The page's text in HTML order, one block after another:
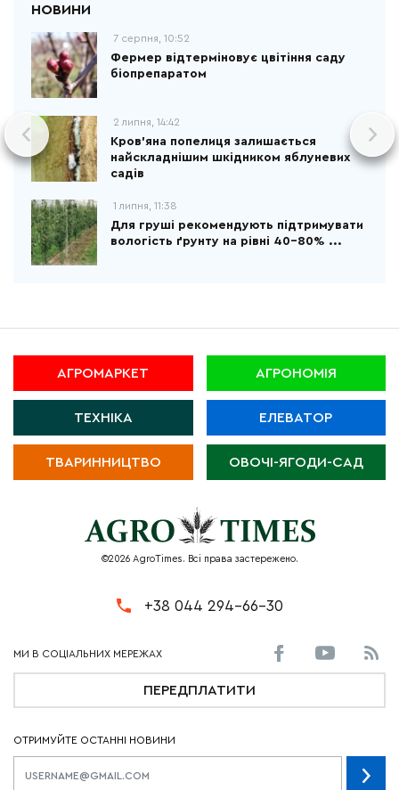
7 серпня, 10:52
Фермер відтерміновує цвітіння саду
біопрепаратом
2 липня, 14:42
Кров’яна попелиця залишається
найскладнішим шкідником яблуневих
садів
1 липня, 11:38
Для груші рекомендують підтримувати
вологість ґрунту на рівні 40–80% ...
АГРОМАРКЕТ АГРОНОМІЯ
ТЕХНІКА ЕЛЕВАТОР
ТВАРИННИЦТВО ОВОЧІ-ЯГОДИ-САД
©2026 AgroTimes. Всі права застережено.
+38 044 294-66-30
ПЕРЕДПЛАТИТИ
ОТРИМУЙТЕ ОСТАННІ НОВИНИ